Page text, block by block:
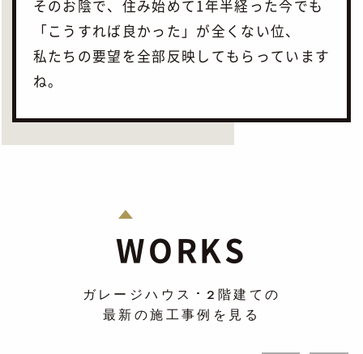
そのお陰で、住み始めて1年半経った今でも
「こうすれば良かった」が全くない位、
私たちの要望を全部反映してもらっています
ね。
WORKS
ガレージハウス 2階建ての
最新の施工事例を見る